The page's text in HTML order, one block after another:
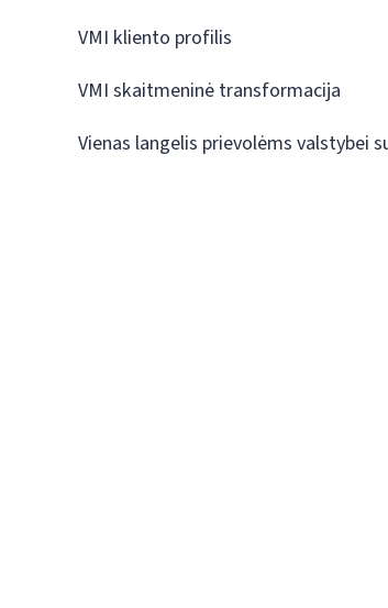
VMI kliento profilis
VMI skaitmeninė transformacija
Vienas langelis prievolėms valstybei